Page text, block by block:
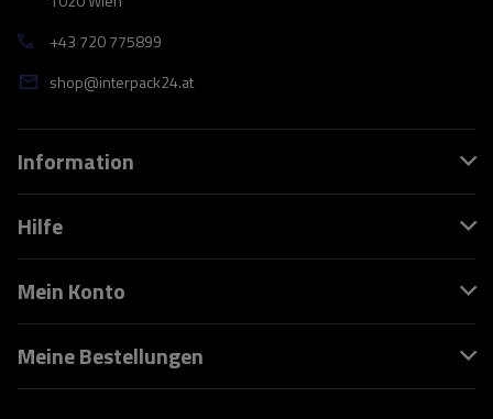
+43 720 775899
shop@interpack24.at
Information
Hilfe
Mein Konto
Meine Bestellungen